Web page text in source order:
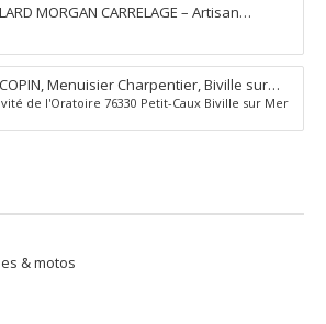
MORGAN CARRELAGE – Artisan
Auray
Menuisier Charpentier, Biville sur
(76)
de l'Oratoire 76330 Petit-Caux Biville sur Mer
& motos